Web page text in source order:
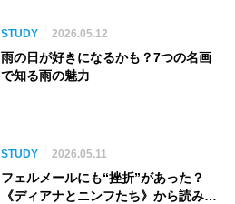
ム】
STUDY 2026.05.12
雨の日が好きになるかも？7つの名画
で知る雨の魅力
STUDY 2026.05.11
フェルメールにも“挫折”があった？
《ディアナとニンフたち》から読み解